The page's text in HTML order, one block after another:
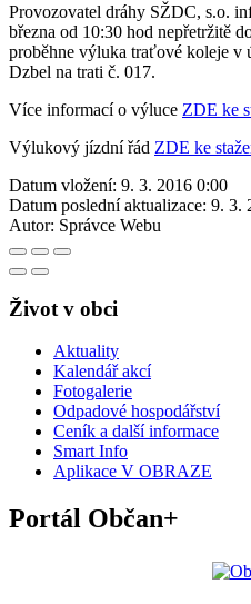
Provozovatel dráhy SŽDC, s.o.
března od 10:30 hod nepřetržitě
proběhne výluka traťové koleje v
Dzbel na trati č. 017.
Více informací o výluce ZDE ke
Výlukový jízdní řád ZDE ke
Datum vložení: 9. 3. 2016 0:00
Datum poslední aktualizace: 9. 3.
Autor: Správce Webu
Život v obci
Aktuality
Kalendář akcí
Fotogalerie
Odpadové hospodářství
Ceník a další informace
Smart Info
Aplikace V OBRAZE
Portál Občan+